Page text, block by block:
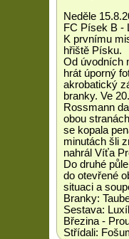
Neděle
FC Písek B -
K prvnímu
hřiště Písku.
Od úvodních
hrát úporný
akrobatický
branky. Ve
Rossmann
obou
se kopala
minutách šli
nahrál Víťa
Do druhé
do otevřené
situaci a
Branky:
Sestava:
Březina -
Střídali: